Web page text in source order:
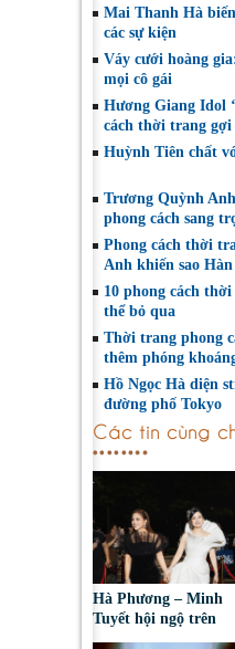
Mai Thanh Hà
các sự kiện
Váy cưới hoàng
mọi cô gái
Hương Giang Idol
cách thời trang gợi
Huỳnh Tiên chất
Trương Quỳnh
phong cách sang
Phong cách thời
Anh khiến sao
10 phong cách
thể bỏ qua
Thời trang phong
thêm phóng
Hồ Ngọc Hà diện
đường phố Tokyo
Các tin cùng
Hà Phương – Minh
Tuyết hội ngộ trên
thảm đỏ, kể câu